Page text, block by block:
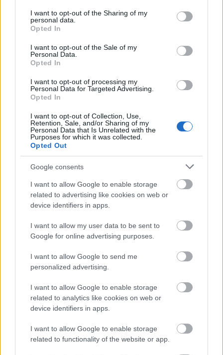
not limited to your visit or usage behaviour. You may click to
grant or deny consent to Google and its third-party tags to
use your data for below specified purposes in below Google
consent section.
I want to opt-out of the Sharing of my
personal data.
Opted In
I want to opt-out of the Sale of my
Personal Data.
Opted In
I want to opt-out of processing my
Personal Data for Targeted Advertising.
Opted In
I want to opt-out of Collection, Use,
Retention, Sale, and/or Sharing of my
Personal Data that Is Unrelated with the
Purposes for which it was collected.
Opted Out
Google consents
I want to allow Google to enable storage
related to advertising like cookies on web or
device identifiers in apps.
I want to allow my user data to be sent to
Google for online advertising purposes.
I want to allow Google to send me
personalized advertising.
I want to allow Google to enable storage
related to analytics like cookies on web or
device identifiers in apps.
I want to allow Google to enable storage
related to functionality of the website or app.
lehetőségét. Ezt a finálé aztán ki is használja a bázis
ostromával, hogy aztán ismét „családias” tempóra
kapcsolva, bár némi hihető drámával megspékelve
jussunk el egy hajó ígéretéig cliffhanger nélkül,
nagyjából elérve azt a pontot, ahol az alapsorozat
kezdődött.
Nesze neked eredettörténet, de legalább Travis és
Salazar kapott némi színt. Szükség is lesz rá, mert ha
valamivel el kell adni a show-t. Kár érte, lehetett
volna ez fő attrakció, így viszont csak előzenekar a
nagy koncert előtt. Meglátjuk, két epizód az új
évadból és megtudjuk, ezúttal jól döntenek-e az
alkotók. Addig is, ez csak egy halovány